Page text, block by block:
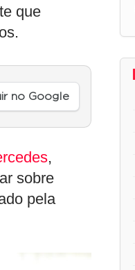
que
no Google
,
sobre
pela